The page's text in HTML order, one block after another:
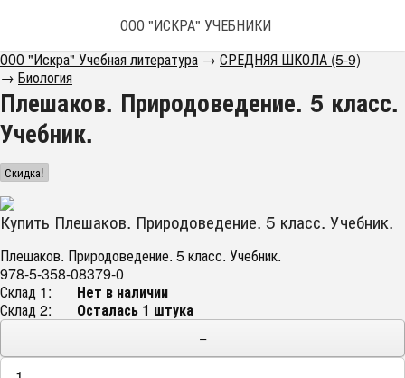
ООО "ИСКРА" УЧЕБНИКИ
ООО "Искра" Учебная литература → СРЕДНЯЯ ШКОЛА (5-9)
→ Биология
Плешаков. Природоведение. 5 класс.
Учебник.
Скидка!
Купить Плешаков. Природоведение. 5 класс. Учебник.
Плешаков. Природоведение. 5 класс. Учебник.
978-5-358-08379-0
Склад 1:
Нет в наличии
Склад 2:
Осталась 1 штука
−